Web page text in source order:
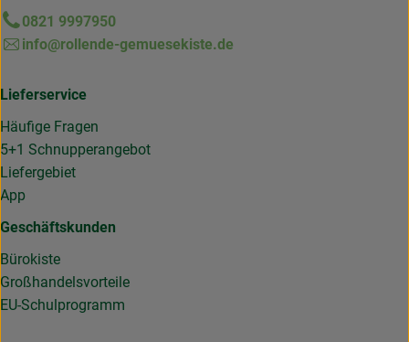
0821 9997950
info@rollende-gemuesekiste.de
Lieferservice
Häufige Fragen
5+1 Schnupperangebot
Liefergebiet
App
Geschäftskunden
Bürokiste
Großhandelsvorteile
EU-Schulprogramm